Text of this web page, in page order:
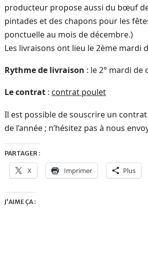
producteur propose aussi du bœuf
pintades et des chapons pour les
ponctuelle au mois de décembre.)
Les livraisons ont lieu le 2ème mardi
Rythme de livraison : le 2° mardi de
Le contrat: contrat poulet
Il est possible de souscrire un
de l’année ; n’hésitez pas à nous
PARTAGER :
X Imprimer Plus
J’AIME ÇA :